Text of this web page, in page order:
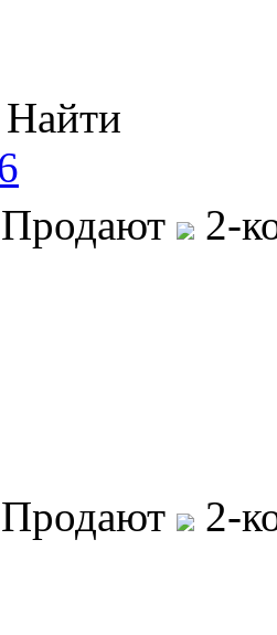
Найти
Продают
2-
Продают
2-